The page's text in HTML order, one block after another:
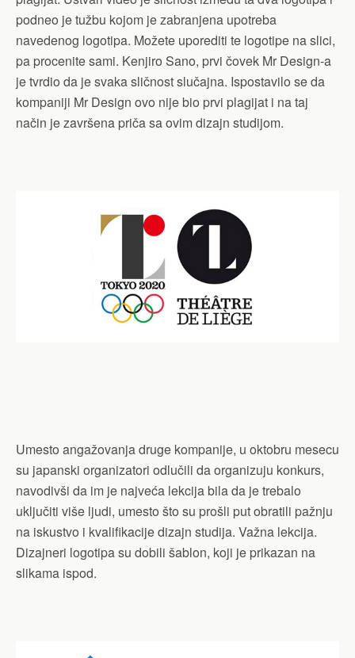
podneo je tužbu kojom je zabranjena upotreba
navedenog logotipa. Možete uporediti te logotipe na slici,
pa procenite sami. Kenjiro Sano, prvi čovek Mr Design-a
je tvrdio da je svaka sličnost slučajna. Ispostavilo se da
kompaniji Mr Design ovo nije bio prvi plagijat i na taj
način je završena priča sa ovim dizajn studijom.
Umesto angažovanja druge kompanije, u oktobru mesecu
su japanski organizatori odlučili da organizuju konkurs,
navodivši da im je najveća lekcija bila da je trebalo
uključiti više ljudi, umesto što su prošli put obratili pažnju
na iskustvo i kvalifikacije dizajn studija. Važna lekcija.
Dizajneri logotipa su dobili šablon, koji je prikazan na
slikama ispod.